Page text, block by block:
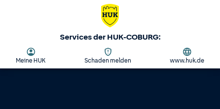
Services der HUK-COBURG:
Meine HUK Schaden melden www.huk.de